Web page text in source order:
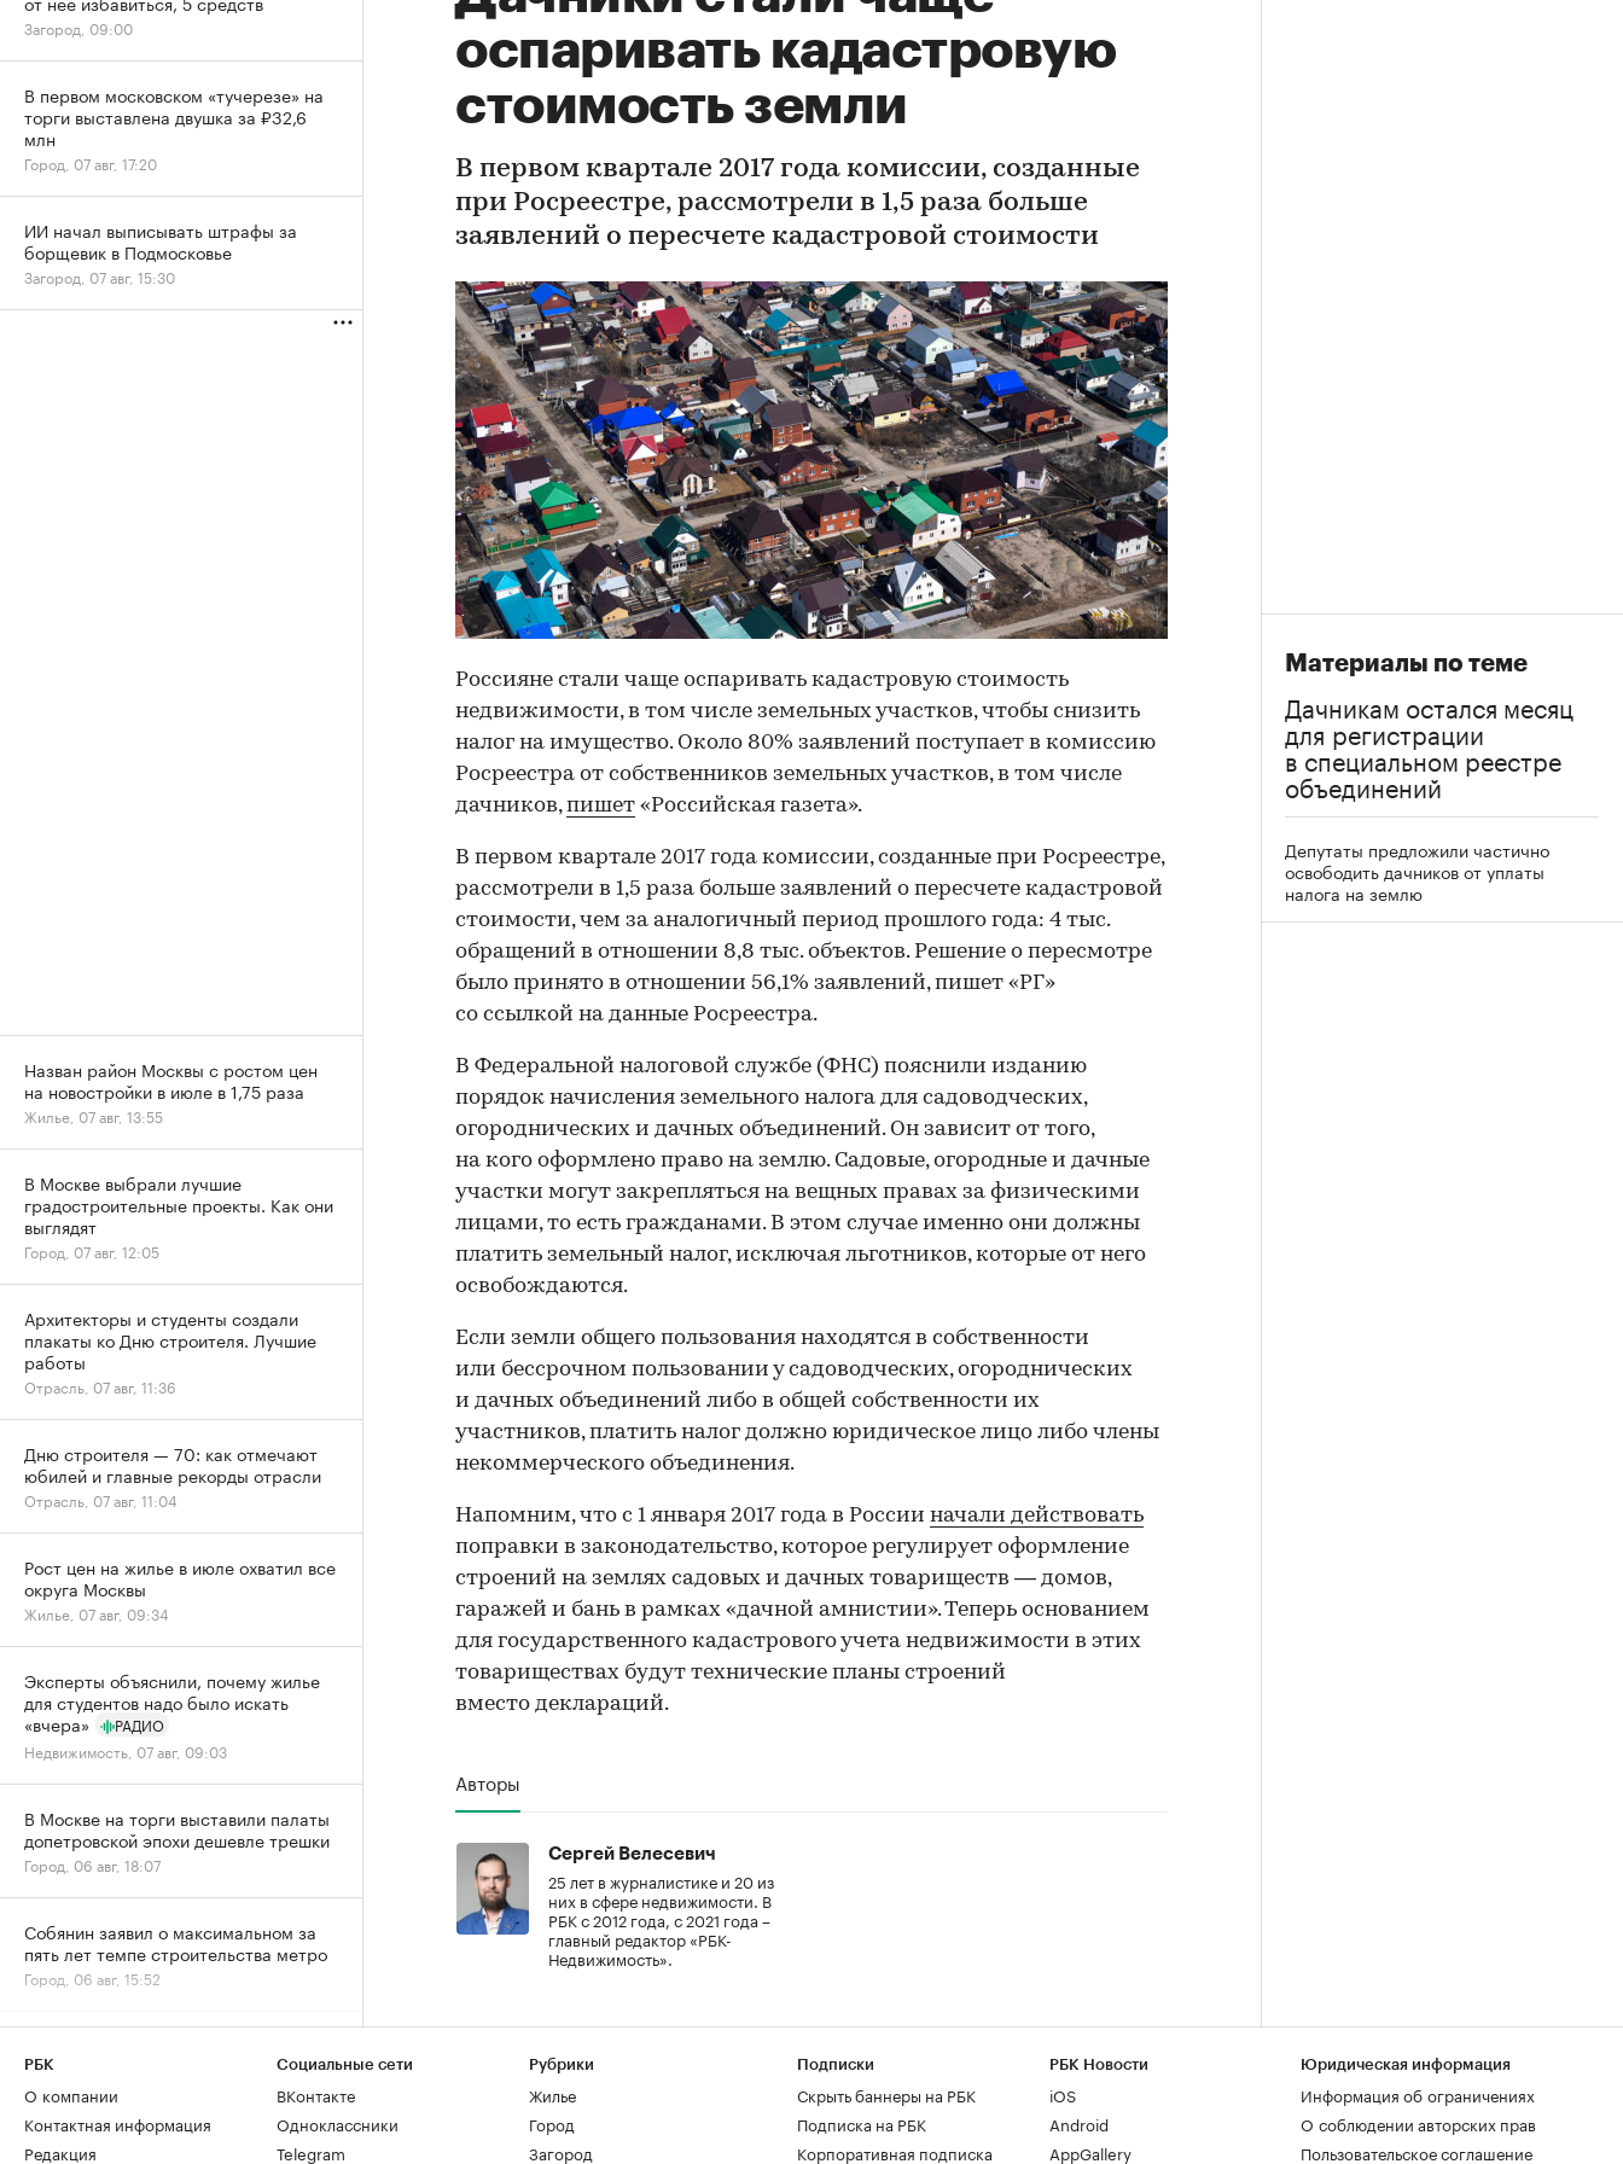
оспаривать кадастровую
стоимость земли
В первом квартале 2017 года комиссии, созданные
при Росреестре, рассмотрели в 1,5 раза больше
заявлений о пересчете кадастровой стоимости
Россияне стали чаще оспаривать кадастровую стоимость
недвижимости, в том числе земельных участков, чтобы снизить
налог на имущество. Около 80% заявлений поступает в комиссию
Росреестра от собственников земельных участков, в том числе
дачников,пишет «Российская газета».
В первом квартале 2017 года комиссии, созданные при Росреестре,
рассмотрели в 1,5 раза больше заявлений о пересчете кадастровой
стоимости, чем за аналогичный период прошлого года: 4 тыс.
обращений в отношении 8,8 тыс. объектов. Решение о пересмотре
было принято в отношении 56,1% заявлений, пишет «РГ»
со ссылкой на данные Росреестра.
В Федеральной налоговой службе (ФНС) пояснили изданию
порядок начисления земельного налога для садоводческих,
огороднических и дачных объединений. Он зависит от того,
на кого оформлено право на землю. Садовые, огородные и дачные
участки могут закрепляться на вещных правах за физическими
лицами, то есть гражданами. В этом случае именно они должны
платить земельный налог, исключая льготников, которые от него
освобождаются.
Если земли общего пользования находятся в собственности
или бессрочном пользовании у садоводческих, огороднических
и дачных объединений либо в общей собственности их
участников, платить налог должно юридическое лицо либо члены
некоммерческого объединения.
Напомним, что с 1 января 2017 года в России начали действовать
поправки в законодательство, которое регулирует оформление
строений на землях садовых и дачных товариществ — домов,
гаражей и бань в рамках «дачной амнистии». Теперь основанием
для государственного кадастрового учета недвижимости в этих
товариществах будут технические планы строений
вместо деклараций.
Авторы
Сергей Велесевич
25 лет в журналистике и 20 из
них в сфере недвижимости. В
РБК с 2012 года, с 2021 года –
главный редактор «РБК-
Недвижимость».
Материалы по теме
Дачникам остался месяц
для регистрации
в специальном реестре
объединений
Депутаты предложили частично
освободить дачников от уплаты
налога на землю
Загород, 09:00
В первом московском «тучерезе» на
торги выставлена двушка за ₽32,6
млн
Город, 07 авг, 17:20
ИИ начал выписывать штрафы за
борщевик в Подмосковье
Загород, 07 авг, 15:30
Назван район Москвы с ростом цен
на новостройки в июле в 1,75 раза
Жилье, 07 авг, 13:55
В Москве выбрали лучшие
градостроительные проекты. Как они
выглядят
Город, 07 авг, 12:05
Архитекторы и студенты создали
плакаты ко Дню строителя. Лучшие
работы
Отрасль, 07 авг, 11:36
Дню строителя — 70: как отмечают
юбилей и главные рекорды отрасли
Отрасль, 07 авг, 11:04
Рост цен на жилье в июле охватил все
округа Москвы
Жилье, 07 авг, 09:34
Эксперты объяснили, почему жилье
для студентов надо было искать
«вчера»
РАДИО
Недвижимость, 07 авг, 09:03
В Москве на торги выставили палаты
допетровской эпохи дешевле трешки
Город, 06 авг, 18:07
Собянин заявил о максимальном за
пять лет темпе строительства метро
Город, 06 авг, 15:52
области снизился за год почти на
20%
РБК
О компании
Контактная информация
Редакция
Социальные сети
ВКонтакте
Одноклассники
Telegram
Рубрики
Жилье
Город
Загород
Подписки
Скрыть баннеры на РБК
Подписка на РБК
Корпоративная подписка
РБК Новости
iOS
Android
AppGallery
Юридическая информация
Информация об ограничениях
О соблюдении авторских прав
Пользовательское соглашение